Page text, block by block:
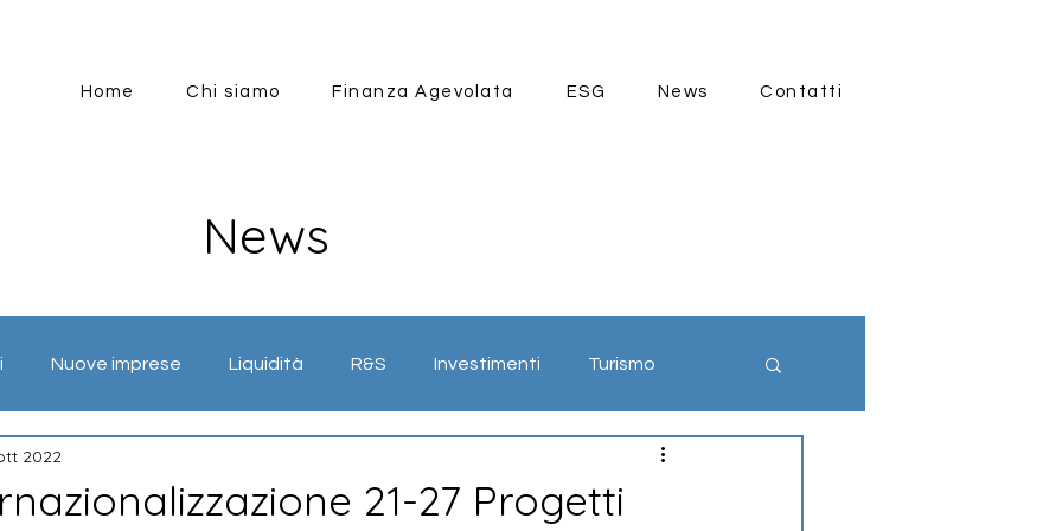
Home Chi siamo Finanza Agevolata ESG News Contatti
News
Nuove imprese Liquidità R&S Investimenti Turismo
21-27 Progetti
2022